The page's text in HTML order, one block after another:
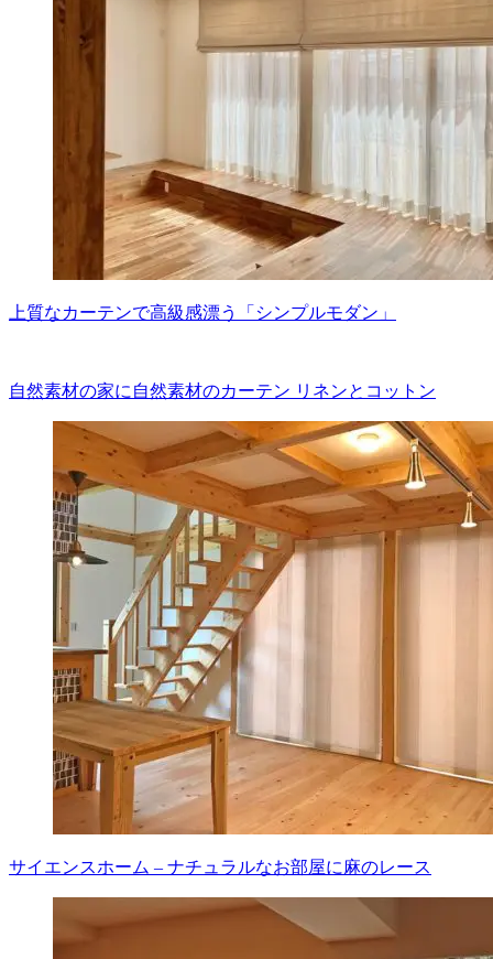
上質なカーテンで高級感漂う「シンプルモダン」
自然素材の家に自然素材のカーテン リネンとコットン
サイエンスホーム – ナチュラルなお部屋に麻のレース